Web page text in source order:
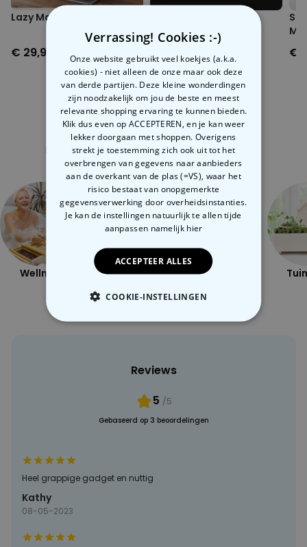
Lazy Man 3 in 1 braadpan
€ 29,99
peperstrooiers
€ 12,99 €
Gerelateerde categorie
Bekijk onze andere categorie met ongewone dingen
Wellness Outdoor Ondeugend
Reviews
5 /5
Gebaseerd op 3 beoordelingen
Heel grappige gadget en nuttig
Kathy
08-05-2023
Verrassing! Cookies :-)
Onze website gebruikt veel koekjes (a.k.a.
cookies) - niet alleen de onze maar ook deze
van derde partijen. Deze kleine wonderdingen
zijn noodzakelijk om jou de beste en meest
relevante shopping ervaring te kunnen bieden.
Klik dus even op ACCEPTEREN, en je kan weer
lekker doorgaan met shoppen. Overigens
strekt je toestemming zich ook uit tot het
overbrengen van gegevens naar aanbieders
aan de overkant van de plas (=VS), waar het
risico bestaat van onopgemerkte
gegevensverwerking door overheidsinstanties.
Je kan de instellingen natuurlijk te allen tijde
aanpassen namelijk hier
ACCEPTEER ALLES
COOKIE-INSTELLINGEN
NOODZAKELIJK
MARKETING